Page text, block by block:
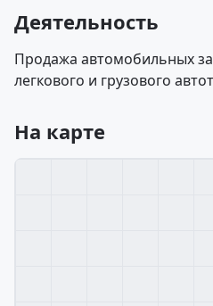
Деятельность
Продажа автомобильных
легкового и грузового
На карте